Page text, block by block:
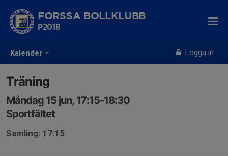
Kalender Logga in
FORSSA BOLLKLUBB
P2018
Träning
Måndag 15 jun, 17:15-18:30
Sportfältet
Samling: 17:15